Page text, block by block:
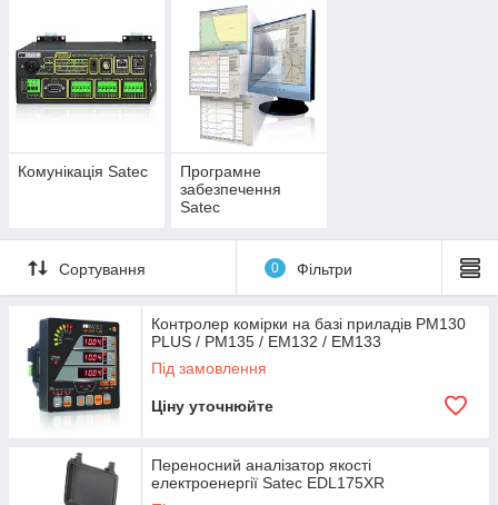
Комунікація Satec
Програмне
забезпечення
Satec
Сортування 0 Фільтри
Контролер комірки на базі приладів PM130
PLUS / PM135 / EM132 / EM133
Під замовлення
Ціну уточнюйте
Переносний аналізатор якості
електроенергії Satec EDL175XR